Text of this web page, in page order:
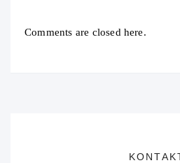
Comments are closed here.